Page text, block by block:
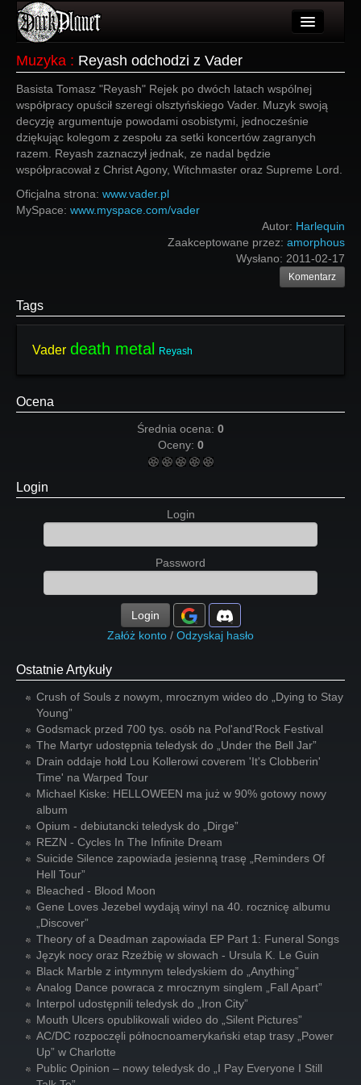
Wydarzenia
Galeria
Forum
Więcej
Muzyka : Reyash odchodzi z Vader
Basista Tomasz "Reyash" Rejek po dwóch latach wspólnej
współpracy opuścił szeregi olsztyńskiego Vader. Muzyk swoją
decyzję argumentuje powodami osobistymi, jednocześnie
dziękując kolegom z zespołu za setki koncertów zagranych
razem. Reyash zaznaczył jednak, ze nadal będzie
współpracował z Christ Agony, Witchmaster oraz Supreme Lord.
Oficjalna strona: www.vader.pl
MySpace: www.myspace.com/vader
Autor: Harlequin
Zaakceptowane przez: amorphous
Wysłano: 2011-02-17
Komentarz
Tags
Vader death metal Reyash
Ocena
Średnia ocena: 0
Oceny: 0
Login
Login
Password
Login
Załóż konto / Odzyskaj hasło
Ostatnie Artykuły
Crush of Souls z nowym, mrocznym wideo do „Dying to Stay
Young”
Godsmack przed 700 tys. osób na Pol'and'Rock Festival
The Martyr udostępnia teledysk do „Under the Bell Jar”
Drain oddaje hołd Lou Kollerowi coverem 'It's Clobberin'
Time' na Warped Tour
Michael Kiske: HELLOWEEN ma już w 90% gotowy nowy
album
Opium - debiutancki teledysk do „Dirge”
REZN - Cycles In The Infinite Dream
Suicide Silence zapowiada jesienną trasę „Reminders Of
Hell Tour”
Bleached - Blood Moon
Gene Loves Jezebel wydają winyl na 40. rocznicę albumu
„Discover”
Theory of a Deadman zapowiada EP Part 1: Funeral Songs
Język nocy oraz Rzeźbię w słowach - Ursula K. Le Guin
Black Marble z intymnym teledyskiem do „Anything”
Analog Dance powraca z mrocznym singlem „Fall Apart”
Interpol udostępnili teledysk do „Iron City”
Mouth Ulcers opublikowali wideo do „Silent Pictures”
AC/DC rozpoczęli północnoamerykański etap trasy „Power
Up” w Charlotte
Public Opinion – nowy teledysk do „I Pay Everyone I Still